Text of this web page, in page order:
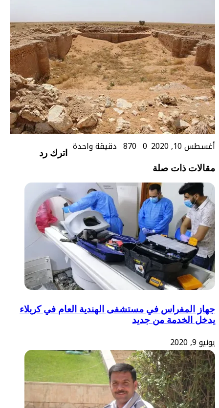
أغسطس 10, 2020 0 دقيقة واحدة
مقالات ذات صلة
جهاز المفراس في مستشفى الهندية العام في كربلاء
يدخل الخدمة من جديد
يونيو 9, 2020
اترك رد